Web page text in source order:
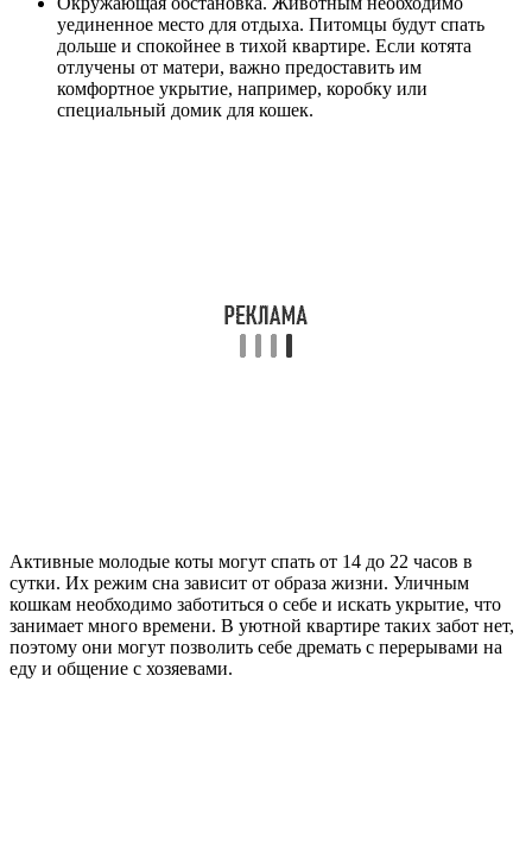
уединенное место для отдыха. Питомцы будут спать
дольше и спокойнее в тихой квартире. Если котята
отлучены от матери, важно предоставить им
комфортное укрытие, например, коробку или
специальный домик для кошек.
Активные молодые коты могут спать от 14 до 22 часов в
сутки. Их режим сна зависит от образа жизни. Уличным
кошкам необходимо заботиться о себе и искать укрытие, что
занимает много времени. В уютной квартире таких забот нет,
поэтому они могут позволить себе дремать с перерывами на
еду и общение с хозяевами.